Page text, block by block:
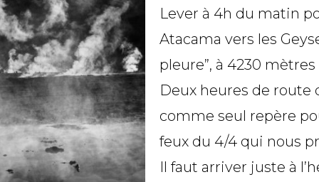
Lever à 4h du matin
Atacama vers les
pleure”, à 4230
Deux heures de route
comme seul repère
feux du 4/4 qui nous
Il faut arriver juste à